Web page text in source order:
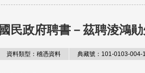
國民政府聘書－茲聘淩鴻
資料類型：稽憑資料 典藏號：101-0103-004-